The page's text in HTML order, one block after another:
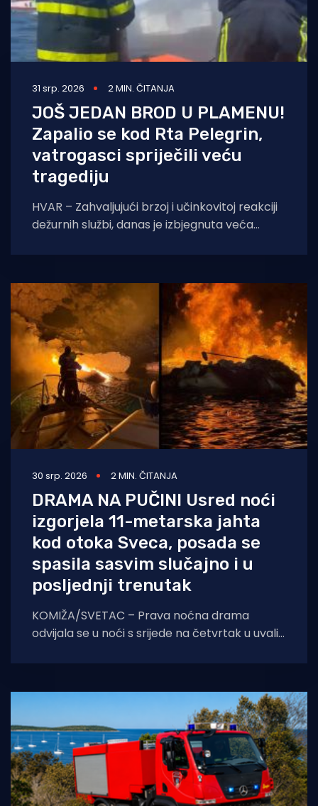
31 srp. 2026 2 MIN. ČITANJA
JOŠ JEDAN BROD U PLAMENU!
Zapalio se kod Rta Pelegrin,
vatrogasci spriječili veću
tragediju
HVAR – Zahvaljujući brzoj i učinkovitoj reakciji
dežurnih službi, danas je izbjegnuta veća
požaru
30 srp. 2026 2 MIN. ČITANJA
DRAMA NA PUČINI Usred noći
izgorjela 11-metarska jahta
kod otoka Sveca, posada se
spasila sasvim slučajno i u
posljednji trenutak
KOMIŽA/SVETAC – Prava noćna drama
odvijala se u noći s srijede na četvrtak u uvali